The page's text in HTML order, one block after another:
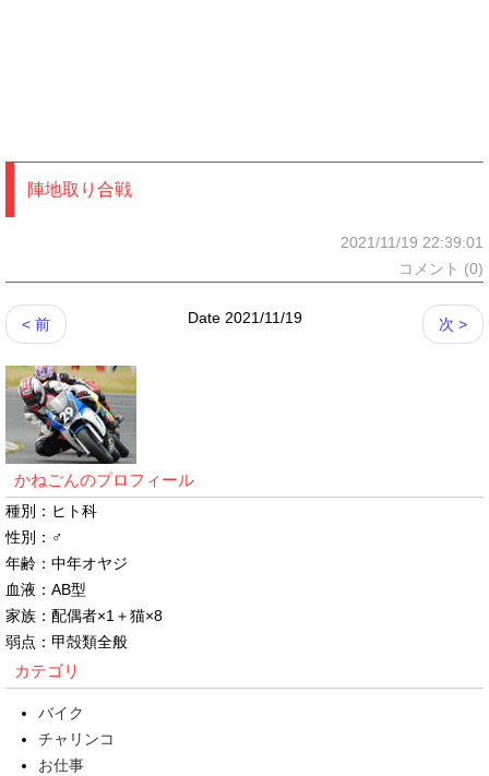
陣地取り合戦
2021/11/19 22:39:01
コメント (0)
< 前 次 >
Date 2021/11/19
かねごんのプロフィール
種別：ヒト科
性別：♂
年齢：中年オヤジ
血液：AB型
家族：配偶者×1＋猫×8
弱点：甲殻類全般
カテゴリ
バイク
チャリンコ
お仕事